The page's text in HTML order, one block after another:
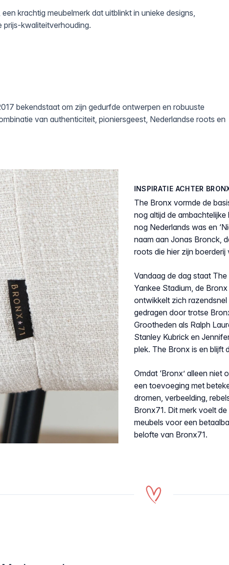
krachtig meubelmerk dat uitblinkt in unieke designs,
prijs-kwaliteitverhouding.
bekendstaat om zijn gedurfde ontwerpen en robuuste
van authenticiteit, pioniersgeest, Nederlandse roots en
INSPIRATIE ACHTER
The Bronx vormde de
nog altijd de
nog Nederlands was en
naam aan Jonas Bronck,
roots die hier zijn boerderij
Vandaag de dag staat
Yankee Stadium, de
ontwikkelt zich
gedragen door trotse
Grootheden als Ralph
Stanley Kubrick en
plek. The Bronx is en blijft
Omdat ‘Bronx’ alleen
een toevoeging met
dromen, verbeelding,
Bronx71. Dit merk voelt
meubels voor een
belofte van Bronx71.